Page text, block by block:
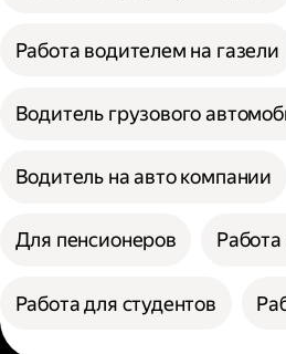
Работа водителем на газели
Водитель грузового
Водитель на авто компании
Для пенсионеров
Работа для студентов